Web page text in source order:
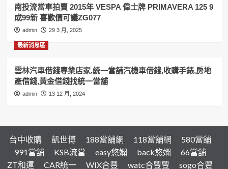
機
車
借
錢,
黃
錢
找
和
南投流當車拍賣 2015年 VESPA 偉士牌 PRIMAVERA 125 9
成99新 喜歡價可議ZG077
admin 29 3 月, 2025
最新消息區
雲林汽車借錢專業店家,統一當舖汽機車借錢,收購手錶,房地
產借錢,黃金借錢找統一當舖
admin 13 12 月, 2024
台中收購 凱世博 188當舖網 118當舖網
580當舖
991當舖
KSB流當 easy悠嫻 back悠嫻
66當舖
ZT和運
CAR統一 WIX合豐 watc合豐豐 sogo合豐